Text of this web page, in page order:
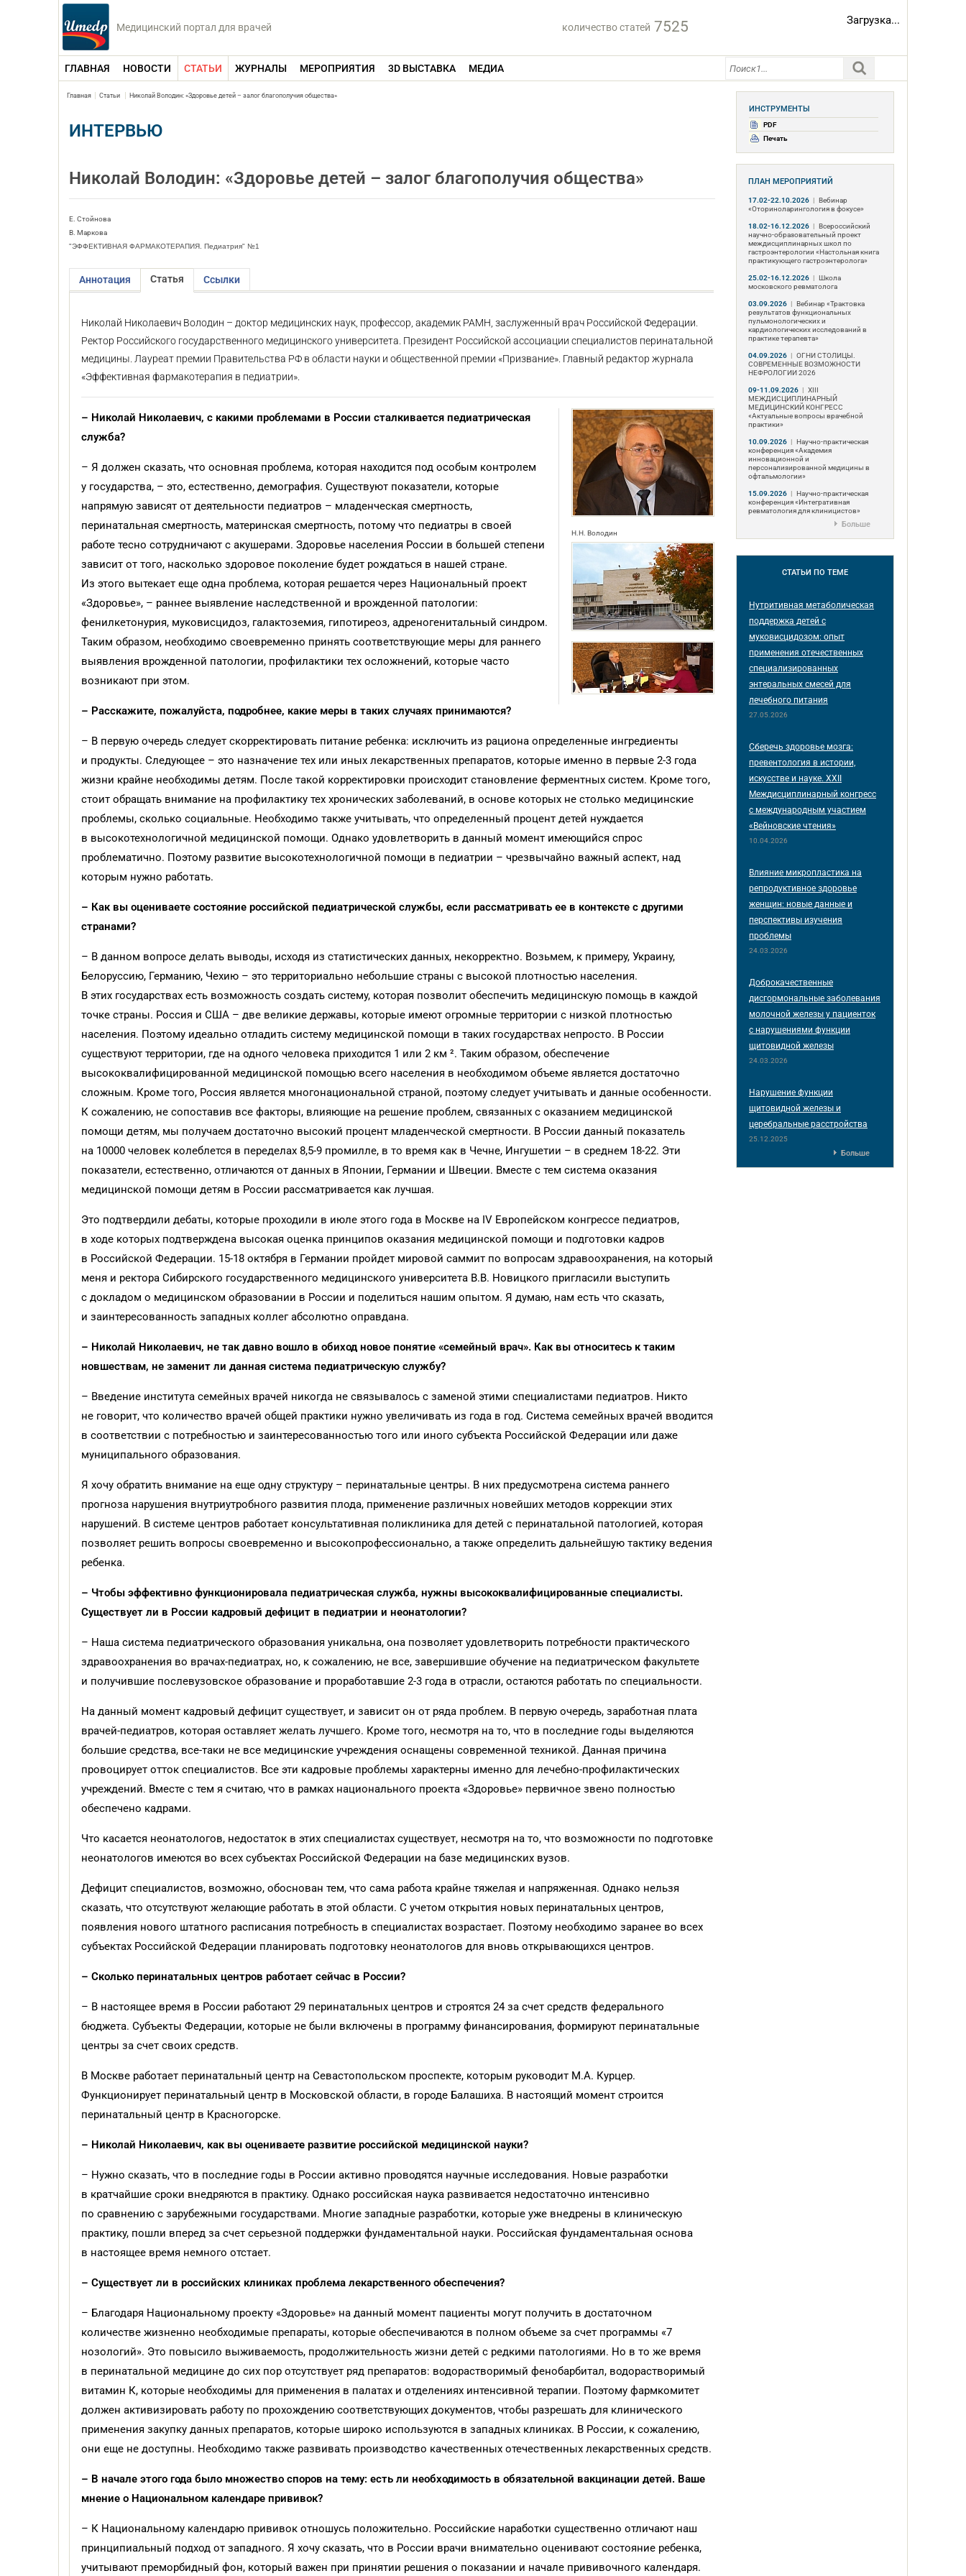
Медицинский портал для врачей количество статей 7525 Загрузка...
ГЛАВНАЯ НОВОСТИ СТАТЬИ ЖУРНАЛЫ МЕРОПРИЯТИЯ 3D ВЫСТАВКА МЕДИА
Главная Статьи Николай Володин: «Здоровье детей – залог благополучия общества»
ИНТЕРВЬЮ
Николай Володин: «Здоровье детей – залог благополучия общества»
Е. Стойнова
В. Маркова
"ЭФФЕКТИВНАЯ ФАРМАКОТЕРАПИЯ. Педиатрия" №1
Аннотация Статья Ссылки
Николай Николаевич Володин – доктор медицинских наук, профессор, академик РАМН, заслуженный врач Российской Федерации.
Ректор Российского государственного медицинского университета. Президент Российской ассоциации специалистов перинатальной
медицины. Лауреат премии Правительства РФ в области науки и общественной премии «Призвание». Главный редактор журнала
«Эффективная фармакотерапия в педиатрии».
Н.Н. Володин
– Николай Николаевич, с какими проблемами в России сталкивается педиатрическая
служба?
– Я должен сказать, что основная проблема, которая находится под особым контролем
у государства, – это, естественно, демография. Существуют показатели, которые
напрямую зависят от деятельности педиатров – младенческая смертность,
перинатальная смертность, материнская смертность, потому что педиатры в своей
работе тесно сотрудничают с акушерами. Здоровье населения России в большей степени
зависит от того, насколько здоровое поколение будет рождаться в нашей стране.
Из этого вытекает еще одна проблема, которая решается через Национальный проект
«Здоровье», – раннее выявление наследственной и врожденной патологии:
фенилкетонурия, муковисцидоз, галактоземия, гипотиреоз, адреногенитальный синдром.
Таким образом, необходимо своевременно принять соответствующие меры для раннего
выявления врожденной патологии, профилактики тех осложнений, которые часто
возникают при этом.
– Расскажите, пожалуйста, подробнее, какие меры в таких случаях принимаются?
– В первую очередь следует скорректировать питание ребенка: исключить из рациона определенные ингредиенты
и продукты. Следующее – это назначение тех или иных лекарственных препаратов, которые именно в первые 2-3 года
жизни крайне необходимы детям. После такой корректировки происходит становление ферментных систем. Кроме того,
стоит обращать внимание на профилактику тех хронических заболеваний, в основе которых не столько медицинские
проблемы, сколько социальные. Необходимо также учитывать, что определенный процент детей нуждается
в высокотехнологичной медицинской помощи. Однако удовлетворить в данный момент имеющийся спрос
проблематично. Поэтому развитие высокотехнологичной помощи в педиатрии – чрезвычайно важный аспект, над
которым нужно работать.
– Как вы оцениваете состояние российской педиатрической службы, если рассматривать ее в контексте с другими
странами?
– В данном вопросе делать выводы, исходя из статистических данных, некорректно. Возьмем, к примеру, Украину,
Белоруссию, Германию, Чехию – это территориально небольшие страны с высокой плотностью населения.
В этих государствах есть возможность создать систему, которая позволит обеспечить медицинскую помощь в каждой
точке страны. Россия и США – две великие державы, которые имеют огромные территории с низкой плотностью
населения. Поэтому идеально отладить систему медицинской помощи в таких государствах непросто. В России
существуют территории, где на одного человека приходится 1 или 2 км ². Таким образом, обеспечение
высококвалифицированной медицинской помощью всего населения в необходимом объеме является достаточно
сложным. Кроме того, Россия является многонациональной страной, поэтому следует учитывать и данные особенности.
К сожалению, не сопоставив все факторы, влияющие на решение проблем, связанных с оказанием медицинской
помощи детям, мы получаем достаточно высокий процент младенческой смертности. В России данный показатель
на 10000 человек колеблется в переделах 8,5-9 промилле, в то время как в Чечне, Ингушетии – в среднем 18-22. Эти
показатели, естественно, отличаются от данных в Японии, Германии и Швеции. Вместе с тем система оказания
медицинской помощи детям в России рассматривается как лучшая.
Это подтвердили дебаты, которые проходили в июле этого года в Москве на IV Европейском конгрессе педиатров,
в ходе которых подтверждена высокая оценка принципов оказания медицинской помощи и подготовки кадров
в Российской Федерации. 15-18 октября в Германии пройдет мировой саммит по вопросам здравоохранения, на который
меня и ректора Сибирского государственного медицинского университета В.В. Новицкого пригласили выступить
с докладом о медицинском образовании в России и поделиться нашим опытом. Я думаю, нам есть что сказать,
и заинтересованность западных коллег абсолютно оправдана.
– Николай Николаевич, не так давно вошло в обиход новое понятие «семейный врач». Как вы относитесь к таким
новшествам, не заменит ли данная система педиатрическую службу?
– Введение института семейных врачей никогда не связывалось с заменой этими специалистами педиатров. Никто
не говорит, что количество врачей общей практики нужно увеличивать из года в год. Система семейных врачей вводится
в соответствии с потребностью и заинтересованностью того или иного субъекта Российской Федерации или даже
муниципального образования.
Я хочу обратить внимание на еще одну структуру – перинатальные центры. В них предусмотрена система раннего
прогноза нарушения внутриутробного развития плода, применение различных новейших методов коррекции этих
нарушений. В системе центров работает консультативная поликлиника для детей с перинатальной патологией, которая
позволяет решить вопросы своевременно и высокопрофессионально, а также определить дальнейшую тактику ведения
ребенка.
– Чтобы эффективно функционировала педиатрическая служба, нужны высококвалифицированные специалисты.
Существует ли в России кадровый дефицит в педиатрии и неонатологии?
– Наша система педиатрического образования уникальна, она позволяет удовлетворить потребности практического
здравоохранения во врачах-педиатрах, но, к сожалению, не все, завершившие обучение на педиатрическом факультете
и получившие послевузовское образование и проработавшие 2-3 года в отрасли, остаются работать по специальности.
На данный момент кадровый дефицит существует, и зависит он от ряда проблем. В первую очередь, заработная плата
врачей-педиатров, которая оставляет желать лучшего. Кроме того, несмотря на то, что в последние годы выделяются
большие средства, все-таки не все медицинские учреждения оснащены современной техникой. Данная причина
провоцирует отток специалистов. Все эти кадровые проблемы характерны именно для лечебно-профилактических
учреждений. Вместе с тем я считаю, что в рамках национального проекта «Здоровье» первичное звено полностью
обеспечено кадрами.
Что касается неонатологов, недостаток в этих специалистах существует, несмотря на то, что возможности по подготовке
неонатологов имеются во всех субъектах Российской Федерации на базе медицинских вузов.
Дефицит специалистов, возможно, обоснован тем, что сама работа крайне тяжелая и напряженная. Однако нельзя
сказать, что отсутствуют желающие работать в этой области. С учетом открытия новых перинатальных центров,
появления нового штатного расписания потребность в специалистах возрастает. Поэтому необходимо заранее во всех
субъектах Российской Федерации планировать подготовку неонатологов для вновь открывающихся центров.
– Сколько перинатальных центров работает сейчас в России?
– В настоящее время в России работают 29 перинатальных центров и строятся 24 за счет средств федерального
бюджета. Субъекты Федерации, которые не были включены в программу финансирования, формируют перинатальные
центры за счет своих средств.
В Москве работает перинатальный центр на Севастопольском проспекте, которым руководит М.А. Курцер.
Функционирует перинатальный центр в Московской области, в городе Балашиха. В настоящий момент строится
перинатальный центр в Красногорске.
– Николай Николаевич, как вы оцениваете развитие российской медицинской науки?
– Нужно сказать, что в последние годы в России активно проводятся научные исследования. Новые разработки
в кратчайшие сроки внедряются в практику. Однако российская наука развивается недостаточно интенсивно
по сравнению с зарубежными государствами. Многие западные разработки, которые уже внедрены в клиническую
практику, пошли вперед за счет серьезной поддержки фундаментальной науки. Российская фундаментальная основа
в настоящее время немного отстает.
– Существует ли в российских клиниках проблема лекарственного обеспечения?
– Благодаря Национальному проекту «Здоровье» на данный момент пациенты могут получить в достаточном
количестве жизненно необходимые препараты, которые обеспечиваются в полном объеме за счет программы «7
нозологий». Это повысило выживаемость, продолжительность жизни детей с редкими патологиями. Но в то же время
в перинатальной медицине до сих пор отсутствует ряд препаратов: водорастворимый фенобарбитал, водорастворимый
витамин К, которые необходимы для применения в палатах и отделениях интенсивной терапии. Поэтому фармкомитет
должен активизировать работу по прохождению соответствующих документов, чтобы разрешать для клинического
применения закупку данных препаратов, которые широко используются в западных клиниках. В России, к сожалению,
они еще не доступны. Необходимо также развивать производство качественных отечественных лекарственных средств.
– В начале этого года было множество споров на тему: есть ли необходимость в обязательной вакцинации детей. Ваше
мнение о Национальном календаре прививок?
– К Национальному календарю прививок отношусь положительно. Российские наработки существенно отличают наш
принципиальный подход от западного. Я хочу сказать, что в России врачи внимательно оценивают состояние ребенка,
учитывают преморбидный фон, который важен при принятии решения о показании и начале прививочного календаря.
ИНСТРУМЕНТЫ
PDF
Печать
ПЛАН МЕРОПРИЯТИЙ
17.02-22.10.2026 | Вебинар
«Оториноларингология в фокусе»
18.02-16.12.2026 | Всероссийский
научно-образовательный проект
междисциплинарных школ по
гастроэнтерологии «Настольная книга
практикующего гастроэнтеролога»
25.02-16.12.2026 | Школа
московского ревматолога
03.09.2026 | Вебинар «Трактовка
результатов функциональных
пульмонологических и
кардиологических исследований в
практике терапевта»
04.09.2026 | ОГНИ СТОЛИЦЫ.
СОВРЕМЕННЫЕ ВОЗМОЖНОСТИ
НЕФРОЛОГИИ 2026
09-11.09.2026 | ХIII
МЕЖДИСЦИПЛИНАРНЫЙ
МЕДИЦИНСКИЙ КОНГРЕСС
«Актуальные вопросы врачебной
практики»
10.09.2026 | Научно-практическая
конференция «Академия
инновационной и
персонализированной медицины в
офтальмологии»
15.09.2026 | Научно-практическая
конференция «Интегративная
ревматология для клиницистов»
Больше
СТАТЬИ ПО ТЕМЕ
Нутритивная метаболическая
поддержка детей с
муковисцидозом: опыт
применения отечественных
специализированных
энтеральных смесей для
лечебного питания
27.05.2026
Сберечь здоровье мозга:
превентология в истории,
искусстве и науке. XXII
Междисциплинарный конгресс
с международным участием
«Вейновские чтения»
10.04.2026
Влияние микропластика на
репродуктивное здоровье
женщин: новые данные и
перспективы изучения
проблемы
24.03.2026
Доброкачественные
дисгормональные заболевания
молочной железы у пациенток
с нарушениями функции
щитовидной железы
24.03.2026
Нарушение функции
щитовидной железы и
церебральные расстройства
25.12.2025
Больше